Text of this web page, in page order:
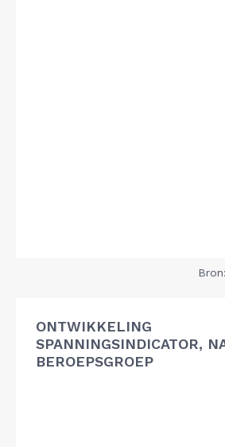
Bron:
ONTWIKKELING
SPANNINGSINDICATOR,
BEROEPSGROEP